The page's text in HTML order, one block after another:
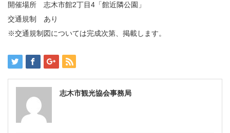
開催場所 志木市館2丁目4「館近隣公園」
交通規制 あり
※交通規制図については完成次第、掲載します。
志木市観光協会事務局